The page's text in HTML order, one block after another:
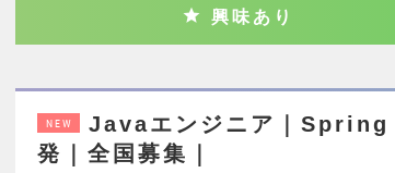
興味あり
NEW
Javaエンジニア｜Spring
発｜全国募集｜